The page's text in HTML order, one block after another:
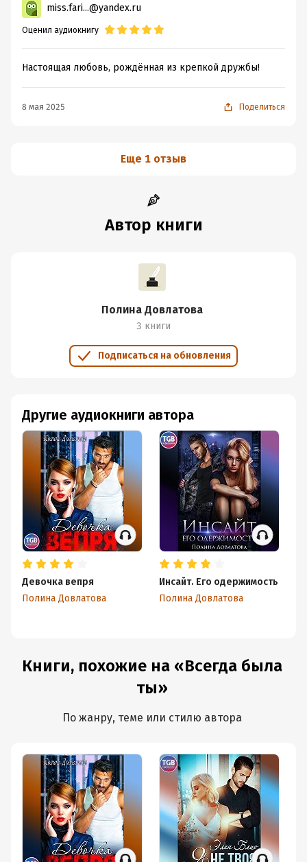
miss.fari...@yandex.ru
Оценил аудиокнигу
Настоящая любовь, рождённая из крепкой дружбы!
8 мая 2025 Поделиться
Еще 1 отзыв
Автор книги
Полина Довлатова
3 книги
Подписаться на обновления
Другие аудиокниги автора
Девочка вепря
Полина Довлатова
Инсайт. Его одержимость
Полина Довлатова
Книги, похожие на «Всегда была
ты»
По жанру, теме или стилю автора